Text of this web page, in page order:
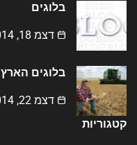
בלוגים
דצמ 18, 2014
בלוגים הארץ
דצמ 22, 2014
קטגוריות